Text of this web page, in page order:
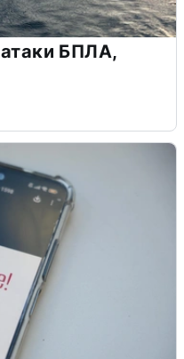
БПЛА,